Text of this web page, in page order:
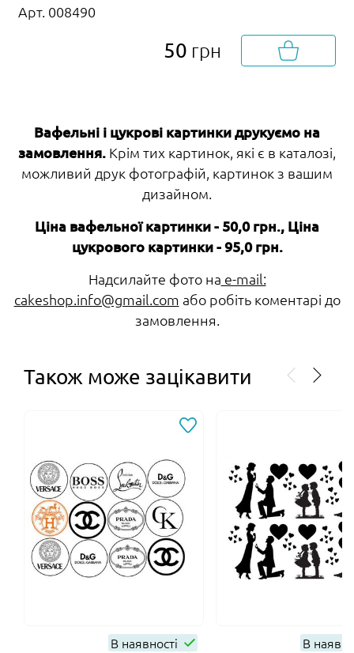
Арт. 008490
50 грн
Вафельні і цукрові картинки друкуємо на
замовлення. Крім тих картинок, які є в каталозі,
можливий друк фотографій, картинок з вашим
дизайном.
Ціна вафельної картинки - 50,0 грн., Ціна
цукрового картинки - 95,0 грн.
Надсилайте фото на e-mail:
cakeshop.info@gmail.com або робіть коментарі до
замовлення.
Також може зацікавити
В наявності В